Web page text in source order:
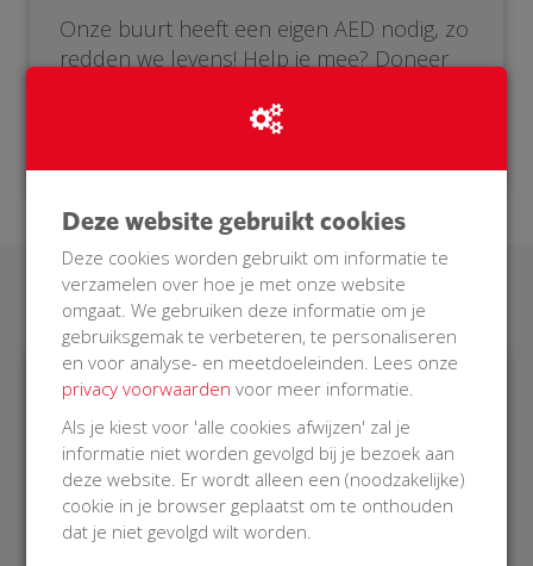
Onze buurt heeft een eigen AED nodig, zo
redden we levens! Help je mee? Doneer
Laatste donaties
€ 1.052
Philips
07 Nov 2018
07:05 uur
Deze website gebruikt cookies
Deze cookies worden gebruikt om informatie te
verzamelen over hoe je met onze website
omgaat. We gebruiken deze informatie om je
gebruiksgemak te verbeteren, te personaliseren
en voor analyse- en meetdoeleinden. Lees onze
privacy voorwaarden voor meer informatie.
Als je kiest voor 'alle cookies afwijzen' zal je
informatie niet worden gevolgd bij je bezoek aan
deze website. Er wordt alleen een (noodzakelijke)
cookie in je browser geplaatst om te onthouden
dat je niet gevolgd wilt worden.